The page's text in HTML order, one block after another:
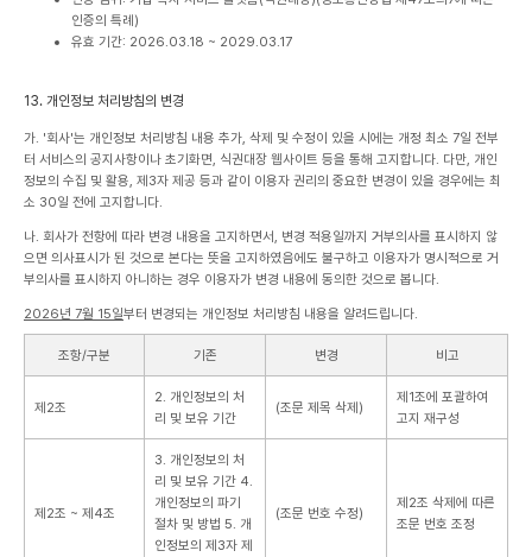
인증의 특례)
유효 기간: 2026.03.18 ~ 2029.03.17
13. 개인정보 처리방침의 변경
가. '회사'는 개인정보 처리방침 내용 추가, 삭제 및 수정이 있을 시에는 개정 최소 7일 전부
터 서비스의 공지사항이나 초기화면, 식권대장 웹사이트 등을 통해 고지합니다. 다만, 개인
정보의 수집 및 활용, 제3자 제공 등과 같이 이용자 권리의 중요한 변경이 있을 경우에는 최
소 30일 전에 고지합니다.
나. 회사가 전항에 따라 변경 내용을 고지하면서, 변경 적용일까지 거부의사를 표시하지 않
으면 의사표시가 된 것으로 본다는 뜻을 고지하였음에도 불구하고 이용자가 명시적으로 거
부의사를 표시하지 아니하는 경우 이용자가 변경 내용에 동의한 것으로 봅니다.
2026년 7월 15일부터 변경되는 개인정보 처리방침 내용을 알려드립니다.
조항/구분 기존 변경 비고
제2조
2. 개인정보의 처
리 및 보유 기간
(조문 제목 삭제)
제1조에 포괄하여
고지 재구성
제2조 ~ 제4조
3. 개인정보의 처
리 및 보유 기간 4.
개인정보의 파기
절차 및 방법 5. 개
인정보의 제3자 제
(조문 번호 수정)
제2조 삭제에 따른
조문 번호 조정